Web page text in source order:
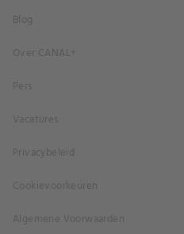
Blog
Over CANAL+
Pers
Vacatures
Privacybeleid
Cookievoorkeuren
Algemene Voorwaarden